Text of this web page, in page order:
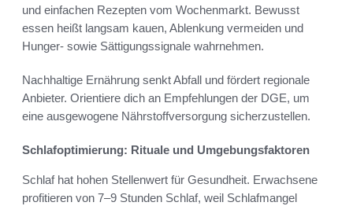
und einfachen Rezepten vom Wochenmarkt. Bewusst
essen heißt langsam kauen, Ablenkung vermeiden und
Hunger- sowie Sättigungssignale wahrnehmen.
Nachhaltige Ernährung senkt Abfall und fördert regionale
Anbieter. Orientiere dich an Empfehlungen der DGE, um
eine ausgewogene Nährstoffversorgung sicherzustellen.
Schlafoptimierung: Rituale und Umgebungsfaktoren
Schlaf hat hohen Stellenwert für Gesundheit. Erwachsene
profitieren von 7–9 Stunden Schlaf, weil Schlafmangel